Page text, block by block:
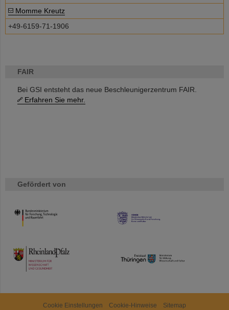
FAIR
Bei GSI entsteht das neue Beschleunigerzentrum FAIR.
Erfahren Sie mehr.
Gefördert von
HMWK
TMWWDG
Momme Kreutz
+49-6159-71-1906
Cookie Einstellungen Cookie-Hinweise Sitemap